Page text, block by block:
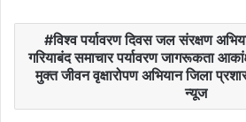
विश्व पर्यावरण दिवस जल संरक्षण
गरियाबंद समाचार पर्यावरण जागरूकता
मुक्त जीवन वृक्षारोपण अभियान जिला
न्यूज